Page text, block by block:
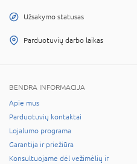
Užsakymo statusas
Parduotuvių darbo laikas
BENDRA INFORMACIJA
Apie mus
Parduotuvių kontaktai
Lojalumo programa
Garantija ir priežiūra
Konsultuojame dėl vežimėlių ir